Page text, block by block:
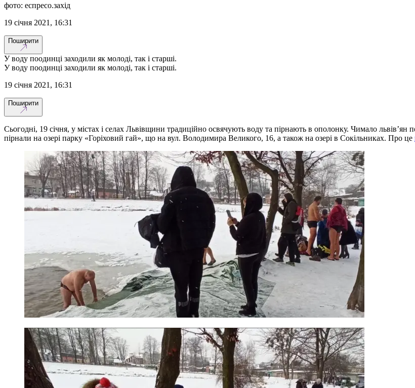
фото: еспресо.захід
19 січня 2021, 16:31
Поширити
У воду поодинці заходили як молоді, так і старші.
У воду поодинці заходили як молоді, так і старші.
19 січня 2021, 16:31
Поширити
Сьогодні, 19 січня, у містах і селах Львівщини традиційно освячують воду та пірнають в ополонку. Чимало
пірнали на озері парку «Горіховий гай», що на вул. Володимира Великого, 16, а також на озері в Сокільниках. Про це